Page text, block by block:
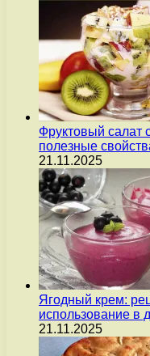
Фруктовый салат
полезные
21.11.2025
Ягодный крем:
использование в
21.11.2025